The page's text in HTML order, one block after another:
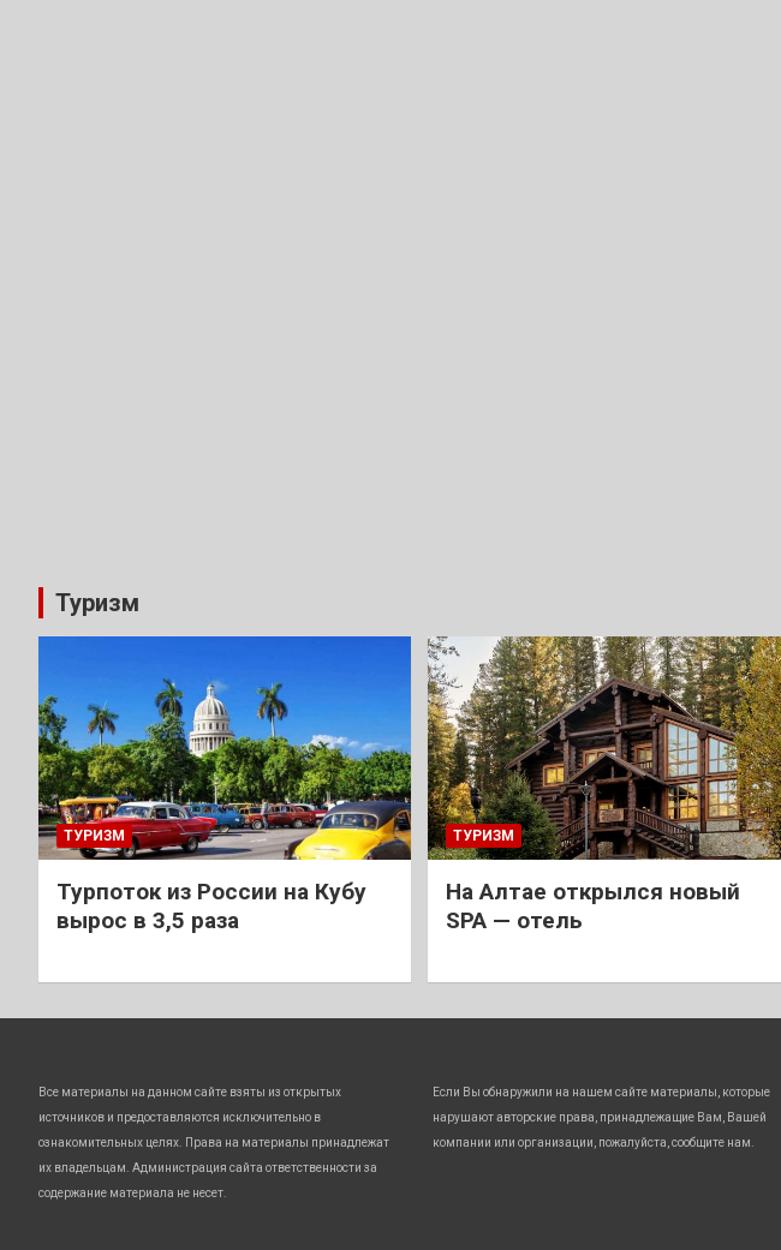
Туризм
ТУРИЗМ
Турпоток из России на Кубу
вырос в 3,5 раза
ТУРИЗМ
На Алтае открылся новый
SPA — отель
Все материалы на данном сайте взяты из открытых
источников и предоставляются исключительно в
ознакомительных целях. Права на материалы принадлежат
их владельцам. Администрация сайта ответственности за
содержание материала не несет.
Если Вы обнаружили на нашем сайте материалы, которые
нарушают авторские права, принадлежащие Вам, Вашей
компании или организации, пожалуйста, сообщите нам.